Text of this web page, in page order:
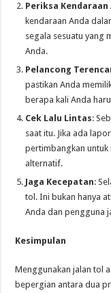
Periksa Kendaraan
kendaraan Anda
segala sesuatu yang
Anda.
Pelancong
pastikan Anda
berapa kali Anda
Cek Lalu Lintas:
saat itu. Jika ada
pertimbangkan untuk
alternatif.
Jaga Kecepatan:
tol. Ini bukan hanya
Anda dan pengguna
Kesimpulan
Menggunakan jalan tol
bepergian antara dua